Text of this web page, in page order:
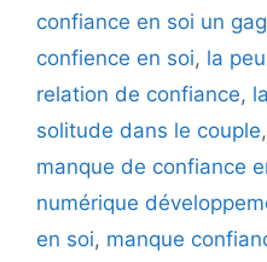
confiance en soi un
confience en soi, la
relation de confiance,
solitude dans le couple,
manque de confiance
numérique
en soi, manque